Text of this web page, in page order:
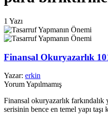
1 Yazı
Finansal Okuryazarlık
Yazar: erkin
Yorum Yapılmamış
Finansal okuryazarlık farkındalık
serisinin bence en temel yapı